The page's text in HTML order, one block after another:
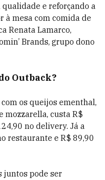
e reforçando a
à mesa com comida de
Renata Lamarco,
Brands, grupo dono
Outback?
os queijos ementhal,
mozzarella, custa R$
no delivery. Já a
restaurante e R$ 89,90
juntos pode ser